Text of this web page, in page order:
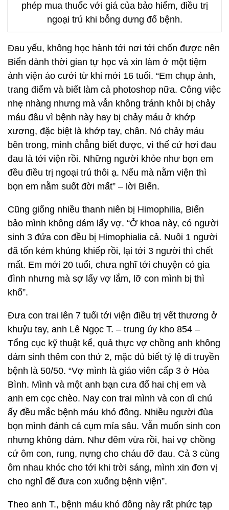
phép mua thuốc với giá của bảo hiểm, điều trị
ngoại trú khi bỗng dưng đổ bệnh.
Đau yếu, không học hành tới nơi tới chốn được nên
Biển dành thời gian tự học và xin làm ở một tiệm
ảnh viện áo cưới từ khi mới 16 tuổi. “Em chụp ảnh,
trang điểm và biết làm cả photoshop nữa. Công việc
nhẹ nhàng nhưng mà vẫn không tránh khỏi bị chảy
máu đâu vì bệnh này hay bị chảy máu ở khớp
xương, đặc biệt là khớp tay, chân. Nó chảy máu
bên trong, mình chẳng biết được, vì thế cứ hơi đau
đau là tới viện rồi. Những người khỏe như bọn em
đều điều trị ngoại trú thôi ạ. Nếu mà nằm viện thì
bọn em nằm suốt đời mất” – lời Biển.
Cũng giống nhiều thanh niên bị Himophilia, Biển
bảo mình không dám lấy vợ. “Ở khoa này, có người
sinh 3 đứa con đều bị Himophialia cả. Nuôi 1 người
đã tốn kém khủng khiếp rồi, lại tới 3 người thì chết
mất. Em mới 20 tuổi, chưa nghĩ tới chuyện có gia
đình nhưng mà sợ lấy vợ lắm, lỡ con mình bị thì
khổ”.
Đưa con trai lên 7 tuổi tới viện điều trị vết thương ở
khuỷu tay, anh Lê Ngọc T. – trung úy kho 854 –
Tổng cục kỹ thuật kể, quả thực vợ chồng anh không
dám sinh thêm con thứ 2, mặc dù biết tỷ lệ di truyền
bệnh là 50/50. “Vợ mình là giáo viên cấp 3 ở Hòa
Bình. Mình và một anh bạn cưa đổ hai chị em và
anh em cọc chèo. Nay con trai mình và con dì chú
ấy đều mắc bệnh máu khó đông. Nhiều người đùa
bọn mình đánh cả cụm mía sâu. Vẫn muốn sinh con
nhưng không dám. Như đêm vừa rồi, hai vợ chồng
cứ ôm con, rung, nựng cho cháu đỡ đau. Cả 3 cùng
ôm nhau khóc cho tới khi trời sáng, mình xin đơn vị
cho nghỉ để đưa con xuống bệnh viện”.
Theo anh T., bệnh máu khó đông này rất phức tạp